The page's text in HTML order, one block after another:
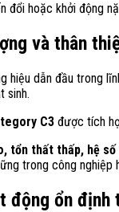
đổi hoặc khởi động
và thân
hiệu dẫn đầu trong
sinh.
C3 được tích
tổn thất thấp, hệ
trong công nghiệp
động ổn